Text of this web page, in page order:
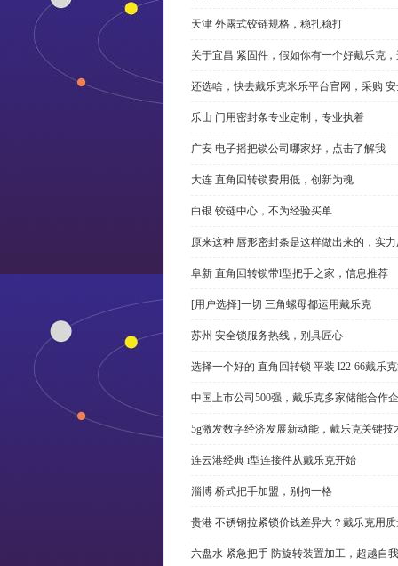
天津 外露式铰链规格，稳扎稳打
关于宜昌 紧固件，假如你有一个好戴乐克
还选啥，快去戴乐克米乐平台官网，采购
乐山 门用密封条专业定制，专业执着
广安 电子摇把锁公司哪家好，点击了解我
大连 直角回转锁费用低，创新为魂
白银 铰链中心，不为经验买单
原来这种 唇形密封条是这样做出来的，实
阜新 直角回转锁带l型把手之家，信息推荐
[用户选择]一切 三角螺母都运用戴乐克
苏州 安全锁服务热线，别具匠心
选择一个好的 直角回转锁 平装 l22-66戴乐
中国上市公司500强，戴乐克多家储能合作
5g激发数字经济发展新动能，戴乐克关键技
连云港经典 i型连接件从戴乐克开始
淄博 桥式把手加盟，别拘一格
贵港 不锈钢拉紧锁价钱差异大？戴乐克用
六盘水 紧急把手 防旋转装置加工，超越自我